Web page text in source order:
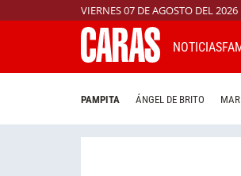
VIERNES 07 DE AGOSTO DEL 2026
NOTICIAS
PAMPITA ÁNGEL DE BRITO